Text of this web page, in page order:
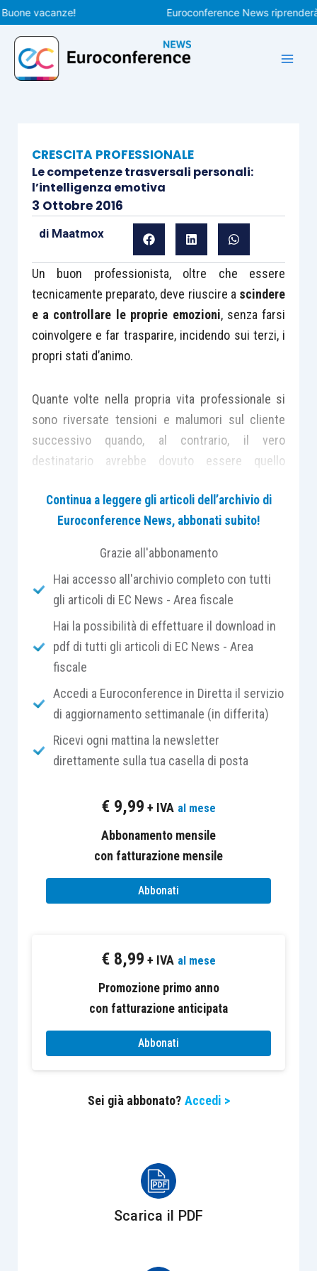
Vai
al
contenuto
vacanze! Euroconference News riprenderà le
CRESCITA PROFESSIONALE
Le competenze trasversali personali:
l’intelligenza emotiva
3 Ottobre 2016
di Maatmox
Un buon professionista, oltre che essere
tecnicamente preparato, deve riuscire a scindere
e a controllare le proprie emozioni, senza farsi
coinvolgere e far trasparire, incidendo sui terzi, i
propri stati d’animo.
Quante volte nella propria vita professionale si
sono riversate tensioni e malumori sul cliente
successivo quando, al contrario, il vero
destinatario avrebbe dovuto essere quello
Professionalmente, come molto probabilmente
anche nella vita privata, si dovrebbe cercare di
sorta di camera asettica in cui raffrontarsi con la
singola persona, senza portarsi dietro gli
strascichi di precedenti incontri lavorativi.
A dirsi è facile, ma a mettersi in pratica no.
Del resto le emozioni sono parte integrante
dell’essere umano e ne influenzano azioni e
reazioni. L’assenza di emozione comporterebbe
lavorativa, tuttavia, esse devono essere
controllate per trasformarsi in energia positiva.
In un contesto professionale,lo stato emotivo è
molto importante
poiché induce cambiamenti
fondamentale importanza riuscire a influire e
controllare, nei limiti del possibile, i suoi effetti.
Ad esempio, uno studio riportato su
stressanti tendono a diminuire l’energia e la
lavorare in modo ottimale.
personali includono quelle abilità necessarie
per gestire sé stessi e le proprie emozioni
(intelligenza emotiva), e l’impegno verso il proprio
Continua a leggere gli articoli dell’archivio di
Euroconference News, abbonati subito!
Grazie all'abbonamento
Hai accesso all'archivio completo con tutti
gli articoli di EC News - Area fiscale
Hai la possibilità di effettuare il download in
pdf di tutti gli articoli di EC News - Area
fiscale
Accedi a Euroconference in Diretta il servizio
di aggiornamento settimanale (in differita)
Ricevi ogni mattina la newsletter
direttamente sulla tua casella di posta
€ 9,99 + IVA al mese
Abbonamento mensile
con fatturazione mensile
Abbonati
€ 8,99 + IVA al mese
Promozione primo anno
con fatturazione anticipata
Abbonati
Sei già abbonato? Accedi >
Scarica il PDF